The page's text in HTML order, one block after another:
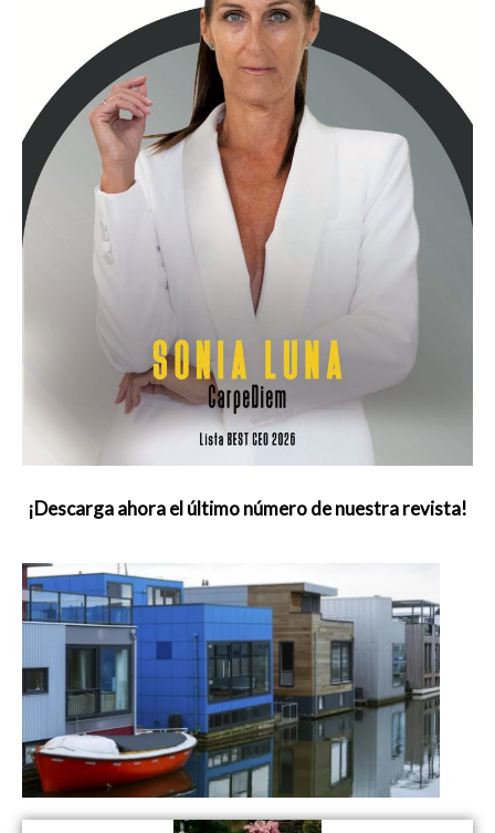
¡Descarga ahora el último número de nuestra revista!